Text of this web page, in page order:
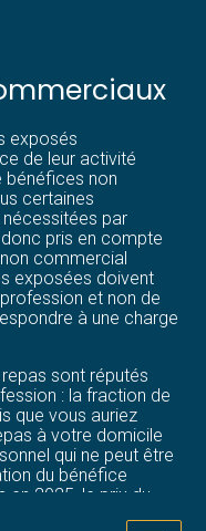
exposés
de leur activité
bénéfices non
certaines
par
pris en compte
commercial
exposées doivent
et non de
à une charge
sont réputés
: la fraction de
que vous auriez
à votre domicile
qui ne peut être
du bénéfice
2025, le prix du